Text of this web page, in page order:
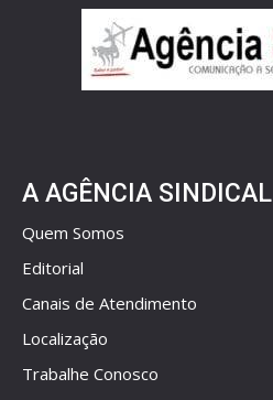
A AGÊNCIA SINDICAL
Quem Somos
Editorial
Canais de Atendimento
Localização
Trabalhe Conosco